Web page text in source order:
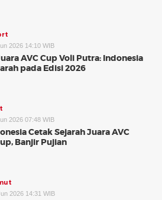
2026 14:10 WIB
AVC Cup Voli Putra: Indonesia
pada Edisi 2026
2026 07:48 WIB
Cetak Sejarah Juara AVC
Banjir Pujian
2026 14:31 WIB